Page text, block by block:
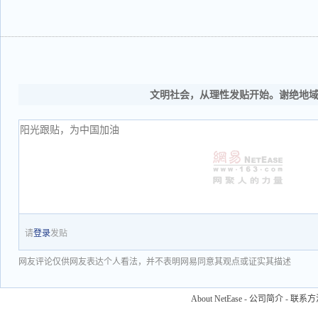
文明社会，从理性发贴开始。谢绝地
请登录发贴
网友评论仅供网友表达个人看法，并不表明网易同意其观点或证实其描述
About NetEase - 公司简介 - 联系方